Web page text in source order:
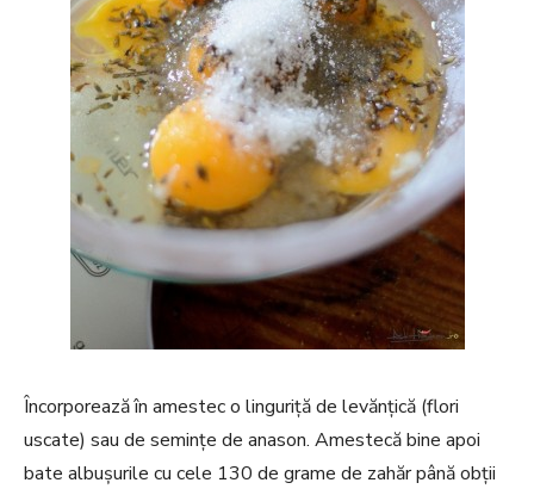
Încorporează în amestec o linguriță de levănțică (flori
uscate) sau de semințe de anason. Amestecă bine apoi
bate albușurile cu cele 130 de grame de zahăr până obții